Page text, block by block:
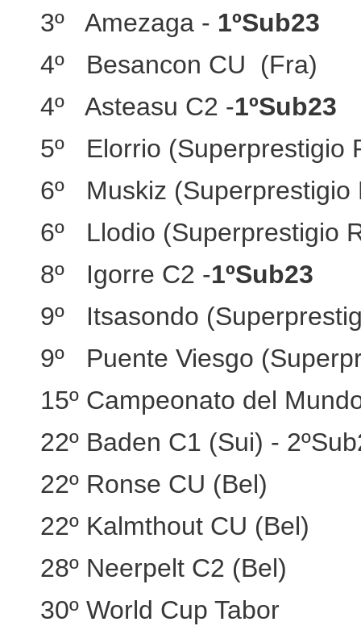
3º Amezaga - 1ºSub23
4º Besancon CU (Fra)
4º Asteasu C2 -1ºSub23
5º Elorrio (Superprestigio
6º Muskiz (Superprestigio
6º Llodio (Superprestigio
8º Igorre C2 -1ºSub23
9º Itsasondo
9º Puente Viesgo
15º Campeonato del
22º Baden C1 (Sui) -
22º Ronse CU (Bel)
22º Kalmthout CU (Bel)
28º Neerpelt C2 (Bel)
30º World Cup Tabor